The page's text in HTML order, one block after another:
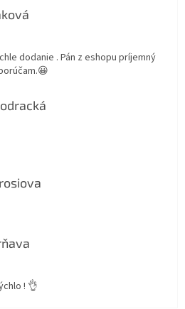
je 5 z 5 hviezdičiek.
dodanie . Pán z eshopu príjemný
je 5 z 5 hviezdičiek.
je 5 z 5 hviezdičiek.
je 5 z 5 hviezdičiek.
! 👌